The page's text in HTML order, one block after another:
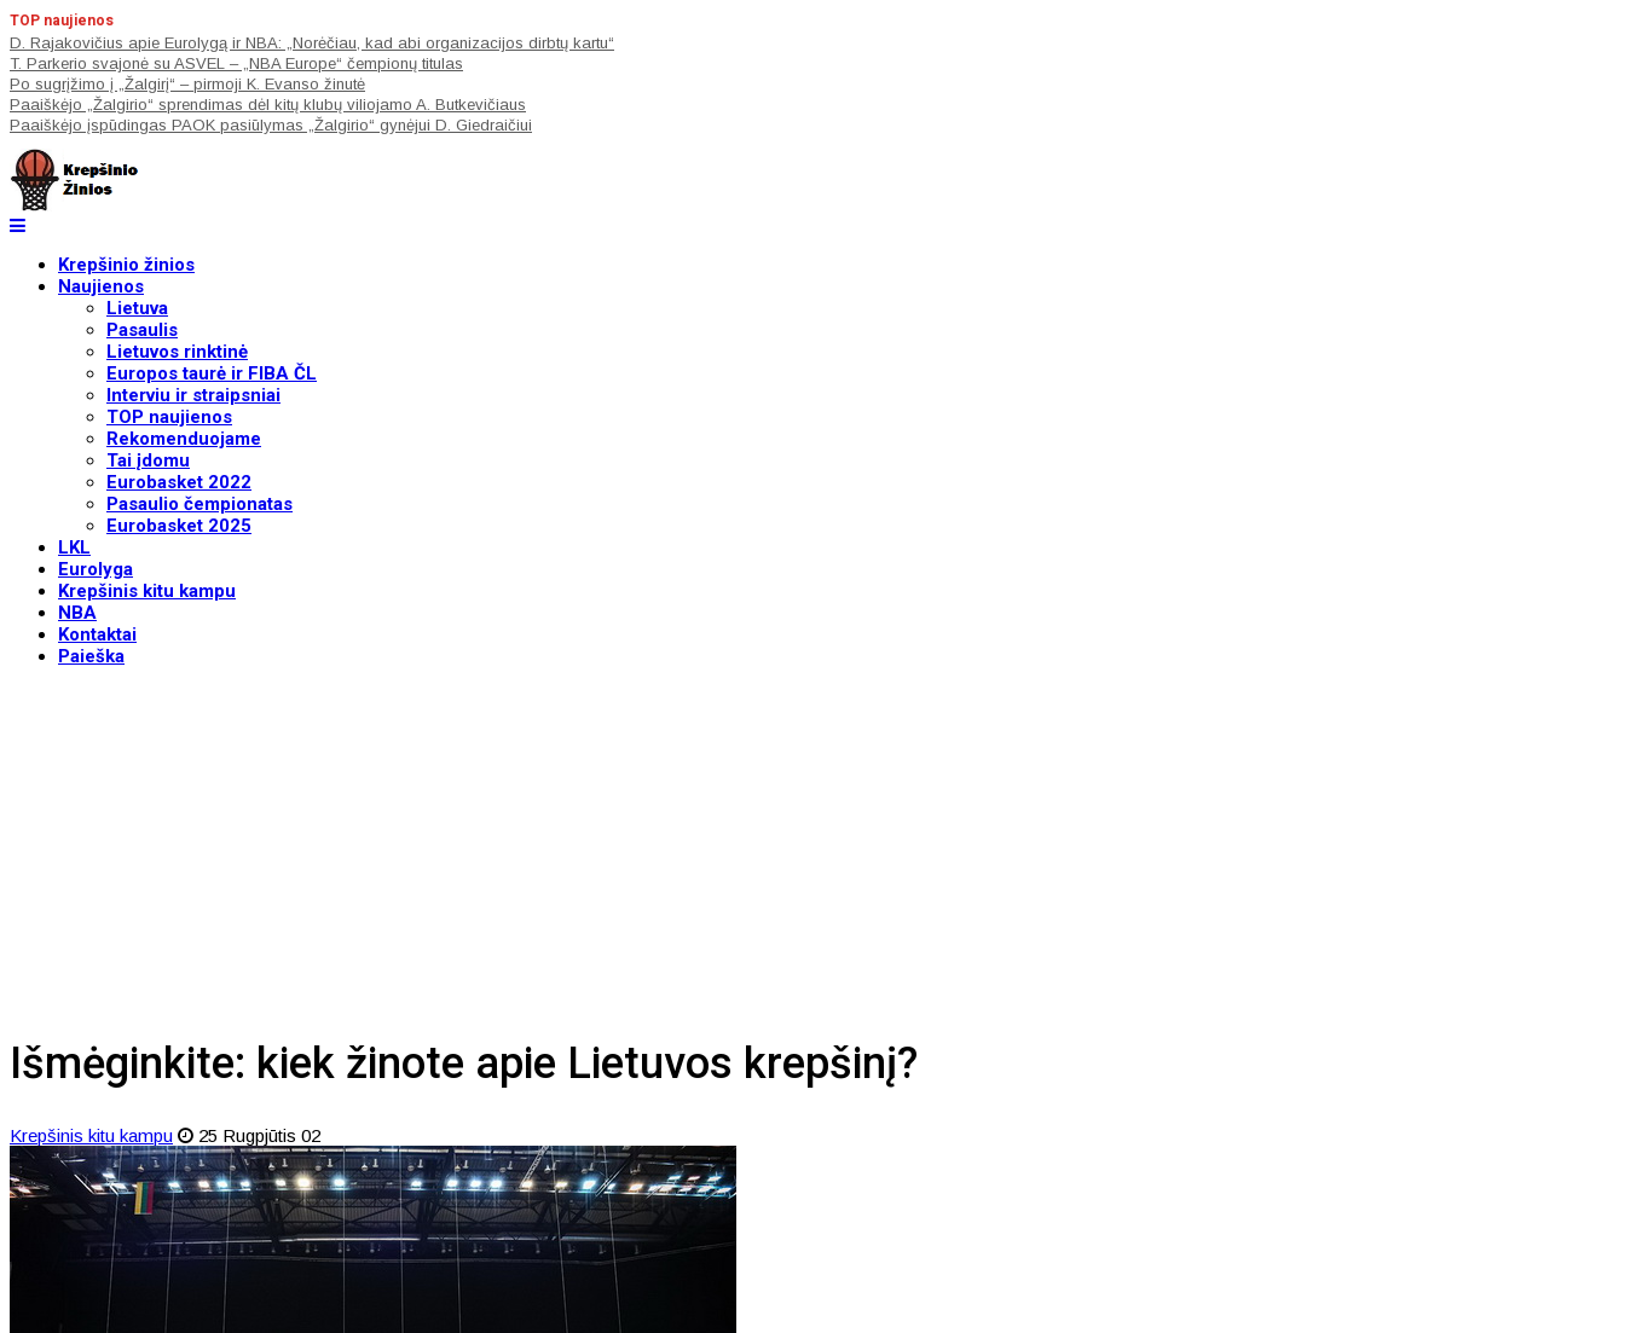
TOP naujienos
D. Rajakovičius apie Eurolygą ir NBA: „Norėčiau, kad abi organizacijos dirbtų kartu“
T. Parkerio svajonė su ASVEL – „NBA Europe“ čempionų titulas
Po sugrįžimo į „Žalgirį“ – pirmoji K. Evanso žinutė
Paaiškėjo „Žalgirio“ sprendimas dėl kitų klubų viliojamo A. Butkevičiaus
Paaiškėjo įspūdingas PAOK pasiūlymas „Žalgirio“ gynėjui D. Giedraičiui
Krepšinio žinios
Naujienos
Lietuva
Pasaulis
Lietuvos rinktinė
Europos taurė ir FIBA ČL
Interviu ir straipsniai
TOP naujienos
Rekomenduojame
Tai įdomu
Eurobasket 2022
Pasaulio čempionatas
Eurobasket 2025
LKL
Eurolyga
Krepšinis kitu kampu
NBA
Kontaktai
Paieška
Išmėginkite: kiek žinote apie Lietuvos krepšinį?
Krepšinis kitu kampu 25 Rugpjūtis 02